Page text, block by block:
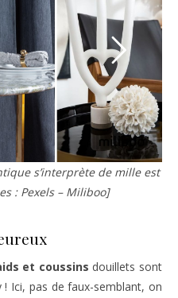
s’interprète de mille est
: Pexels – Miliboo]
et coussins douillets sont
Ici, pas de faux-semblant, on